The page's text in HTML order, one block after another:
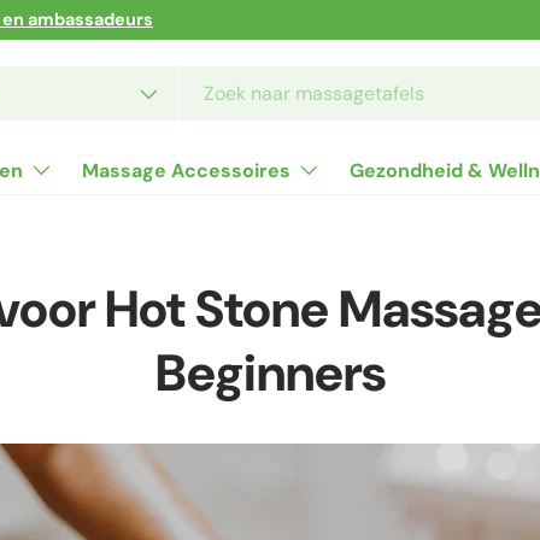
ambassadeurs
Massage Accessoires Gezondheid &
Hot Stone
Beginners